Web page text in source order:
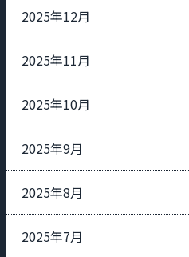
2025年12月
2025年11月
2025年10月
2025年9月
2025年8月
2025年7月